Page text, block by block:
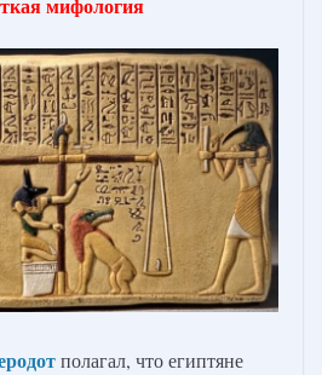
полагал, что египтяне